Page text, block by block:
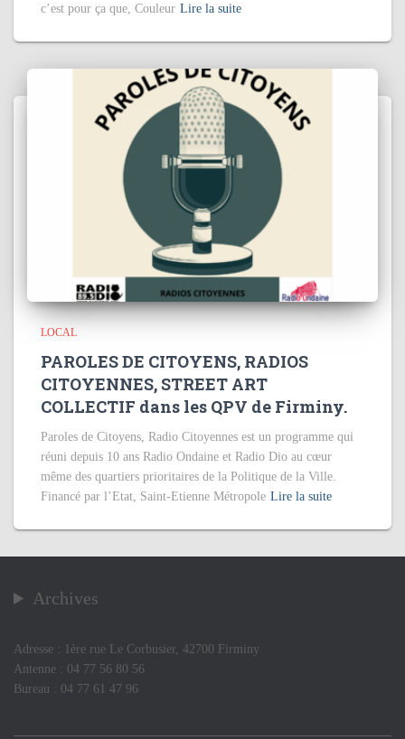
c’est pour ça que, Couleur Lire la suite
LOCAL
PAROLES DE CITOYENS, RADIOS
CITOYENNES, STREET ART
COLLECTIF dans les QPV de Firminy.
Paroles de Citoyens, Radio Citoyennes est un programme qui
réuni depuis 10 ans Radio Ondaine et Radio Dio au cœur
même des quartiers prioritaires de la Politique de la Ville.
Financé par l’Etat, Saint-Etienne Métropole Lire la suite
Archives
Adresse : 1ère rue Le Corbusier, 42700 Firminy
Antenne : 04 77 56 80 56
Bureau : 04 77 61 47 96